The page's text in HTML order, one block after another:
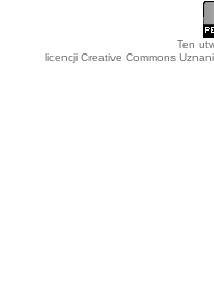
Ten
licencji Creative Commons